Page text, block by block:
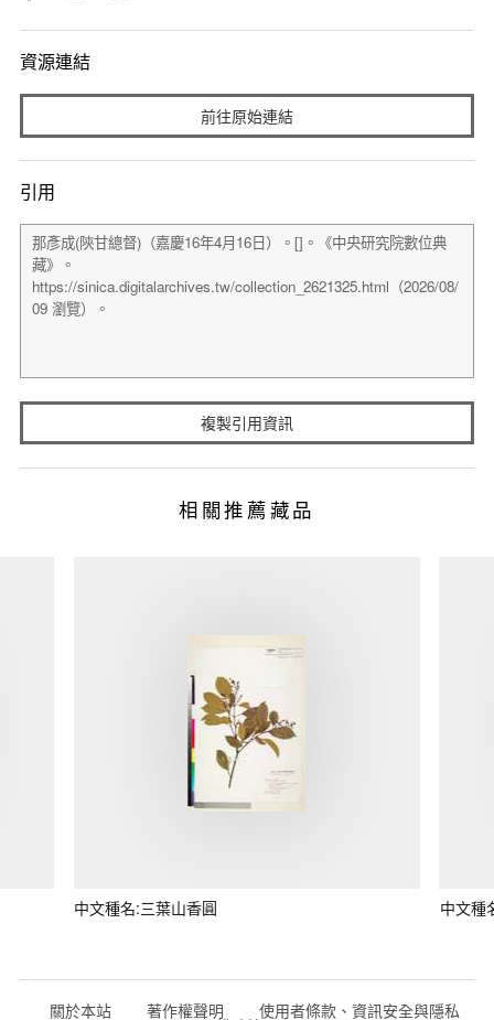
資源連結
前往原始連結
引用
複製引用資訊
相關推薦藏品
中文種名:三葉山香圓 中文種
關於本站 著作權聲明 使用者條款、資訊安全與隱私